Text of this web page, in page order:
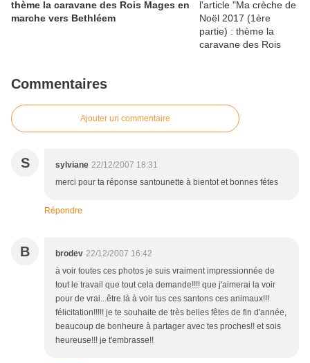
thème la caravane des Rois Mages en
marche vers Bethléem
Commentaires
Ajouter un commentaire
S sylviane 22/12/2007 18:31
merci pour ta réponse santounette à bientot et bonnes fétes
Répondre
B brodev 22/12/2007 16:42
à voir toutes ces photos je suis vraiment impressionnée de
tout le travail que tout cela demande!!!! que j'aimerai la voir
pour de vrai...être là à voir tus ces santons ces animaux!!!
félicitation!!!!! je te souhaite de très belles fêtes de fin d'année,
beaucoup de bonheure à partager avec tes proches!! et sois
heureuse!!! je t'embrasse!!